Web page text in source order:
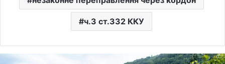
ч.3 ст.332 ККУ